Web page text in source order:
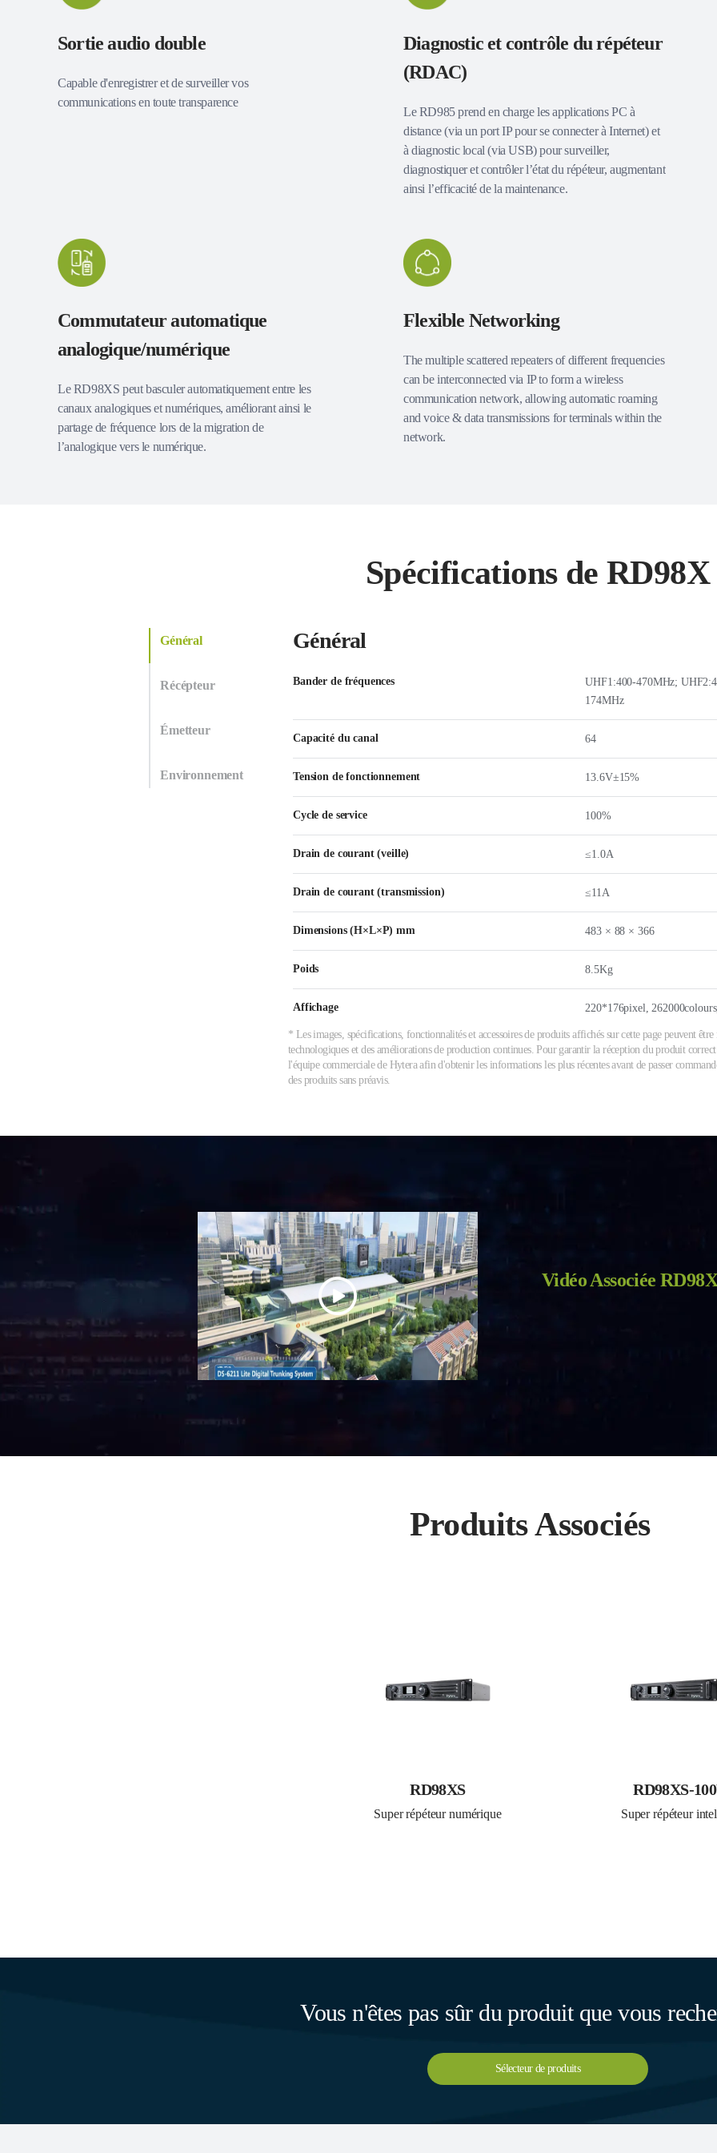
Sortie audio double
Capable d'enregistrer et de surveiller vos
communications en toute transparence
Diagnostic et contrôle du répéteur
(RDAC)
Le RD985 prend en charge les applications PC à
distance (via un port IP pour se connecter à Internet) et
à diagnostic local (via USB) pour surveiller,
diagnostiquer et contrôler l’état du répéteur, augmentant
ainsi l’efficacité de la maintenance.
Commutateur automatique
analogique/numérique
Le RD98XS peut basculer automatiquement entre les
canaux analogiques et numériques, améliorant ainsi le
partage de fréquence lors de la migration de
l’analogique vers le numérique.
Flexible Networking
The multiple scattered repeaters of different frequencies
can be interconnected via IP to form a wireless
communication network, allowing automatic roaming
and voice & data transmissions for terminals within the
network.
Spécifications de RD98X
Général
Récépteur
Émetteur
Environnement
Général
Bander de fréquences
UHF1:400-470MHz;
174MHz
Capacité du canal 64
Tension de fonctionnement 13.6V±15%
Cycle de service 100%
Drain de courant (veille) ≤1.0A
Drain de courant (transmission) ≤11A
Dimensions (H×L×P) mm 483 × 88 × 366
Poids 8.5Kg
Affichage 220*176pixel,
* Les images, spécifications, fonctionnalités et accessoires de produits affichés sur cette page peuvent
technologiques et des améliorations de production continues. Pour garantir la réception du produit
l'équipe commerciale de Hytera afin d'obtenir les informations les plus récentes avant de passer
des produits sans préavis.
Vidéo Associée RD98X
Produits Associés
RD98XS
Super répéteur numérique
RD98XS-
Super répéteur
Vous n'êtes pas sûr du produit que vous
Sélecteur de produits